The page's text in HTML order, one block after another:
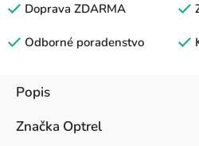
Doprava ZDARMA
Odborné poradenstvo
Popis
Značka Optrel